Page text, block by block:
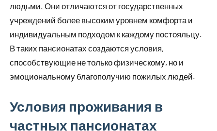
людьми. Они отличаются от государственных
учреждений более высоким уровнем комфорта и
индивидуальным подходом к каждому постояльцу.
В таких пансионатах создаются условия,
способствующие не только физическому, но и
эмоциональному благополучию пожилых людей.
Условия проживания в
частных пансионатах